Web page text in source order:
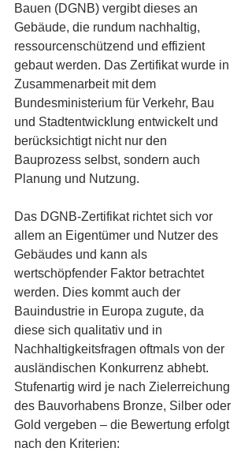
Bauen (DGNB) vergibt dieses an
Gebäude, die rundum nachhaltig,
ressourcenschützend und effizient
gebaut werden. Das Zertifikat wurde in
Zusammenarbeit mit dem
Bundesministerium für Verkehr, Bau
und Stadtentwicklung entwickelt und
berücksichtigt nicht nur den
Bauprozess selbst, sondern auch
Planung und Nutzung.
Das DGNB-Zertifikat richtet sich vor
allem an Eigentümer und Nutzer des
Gebäudes und kann als
wertschöpfender Faktor betrachtet
werden. Dies kommt auch der
Bauindustrie in Europa zugute, da
diese sich qualitativ und in
Nachhaltigkeitsfragen oftmals von der
ausländischen Konkurrenz abhebt.
Stufenartig wird je nach Zielerreichung
des Bauvorhabens Bronze, Silber oder
Gold vergeben – die Bewertung erfolgt
nach den Kriterien: